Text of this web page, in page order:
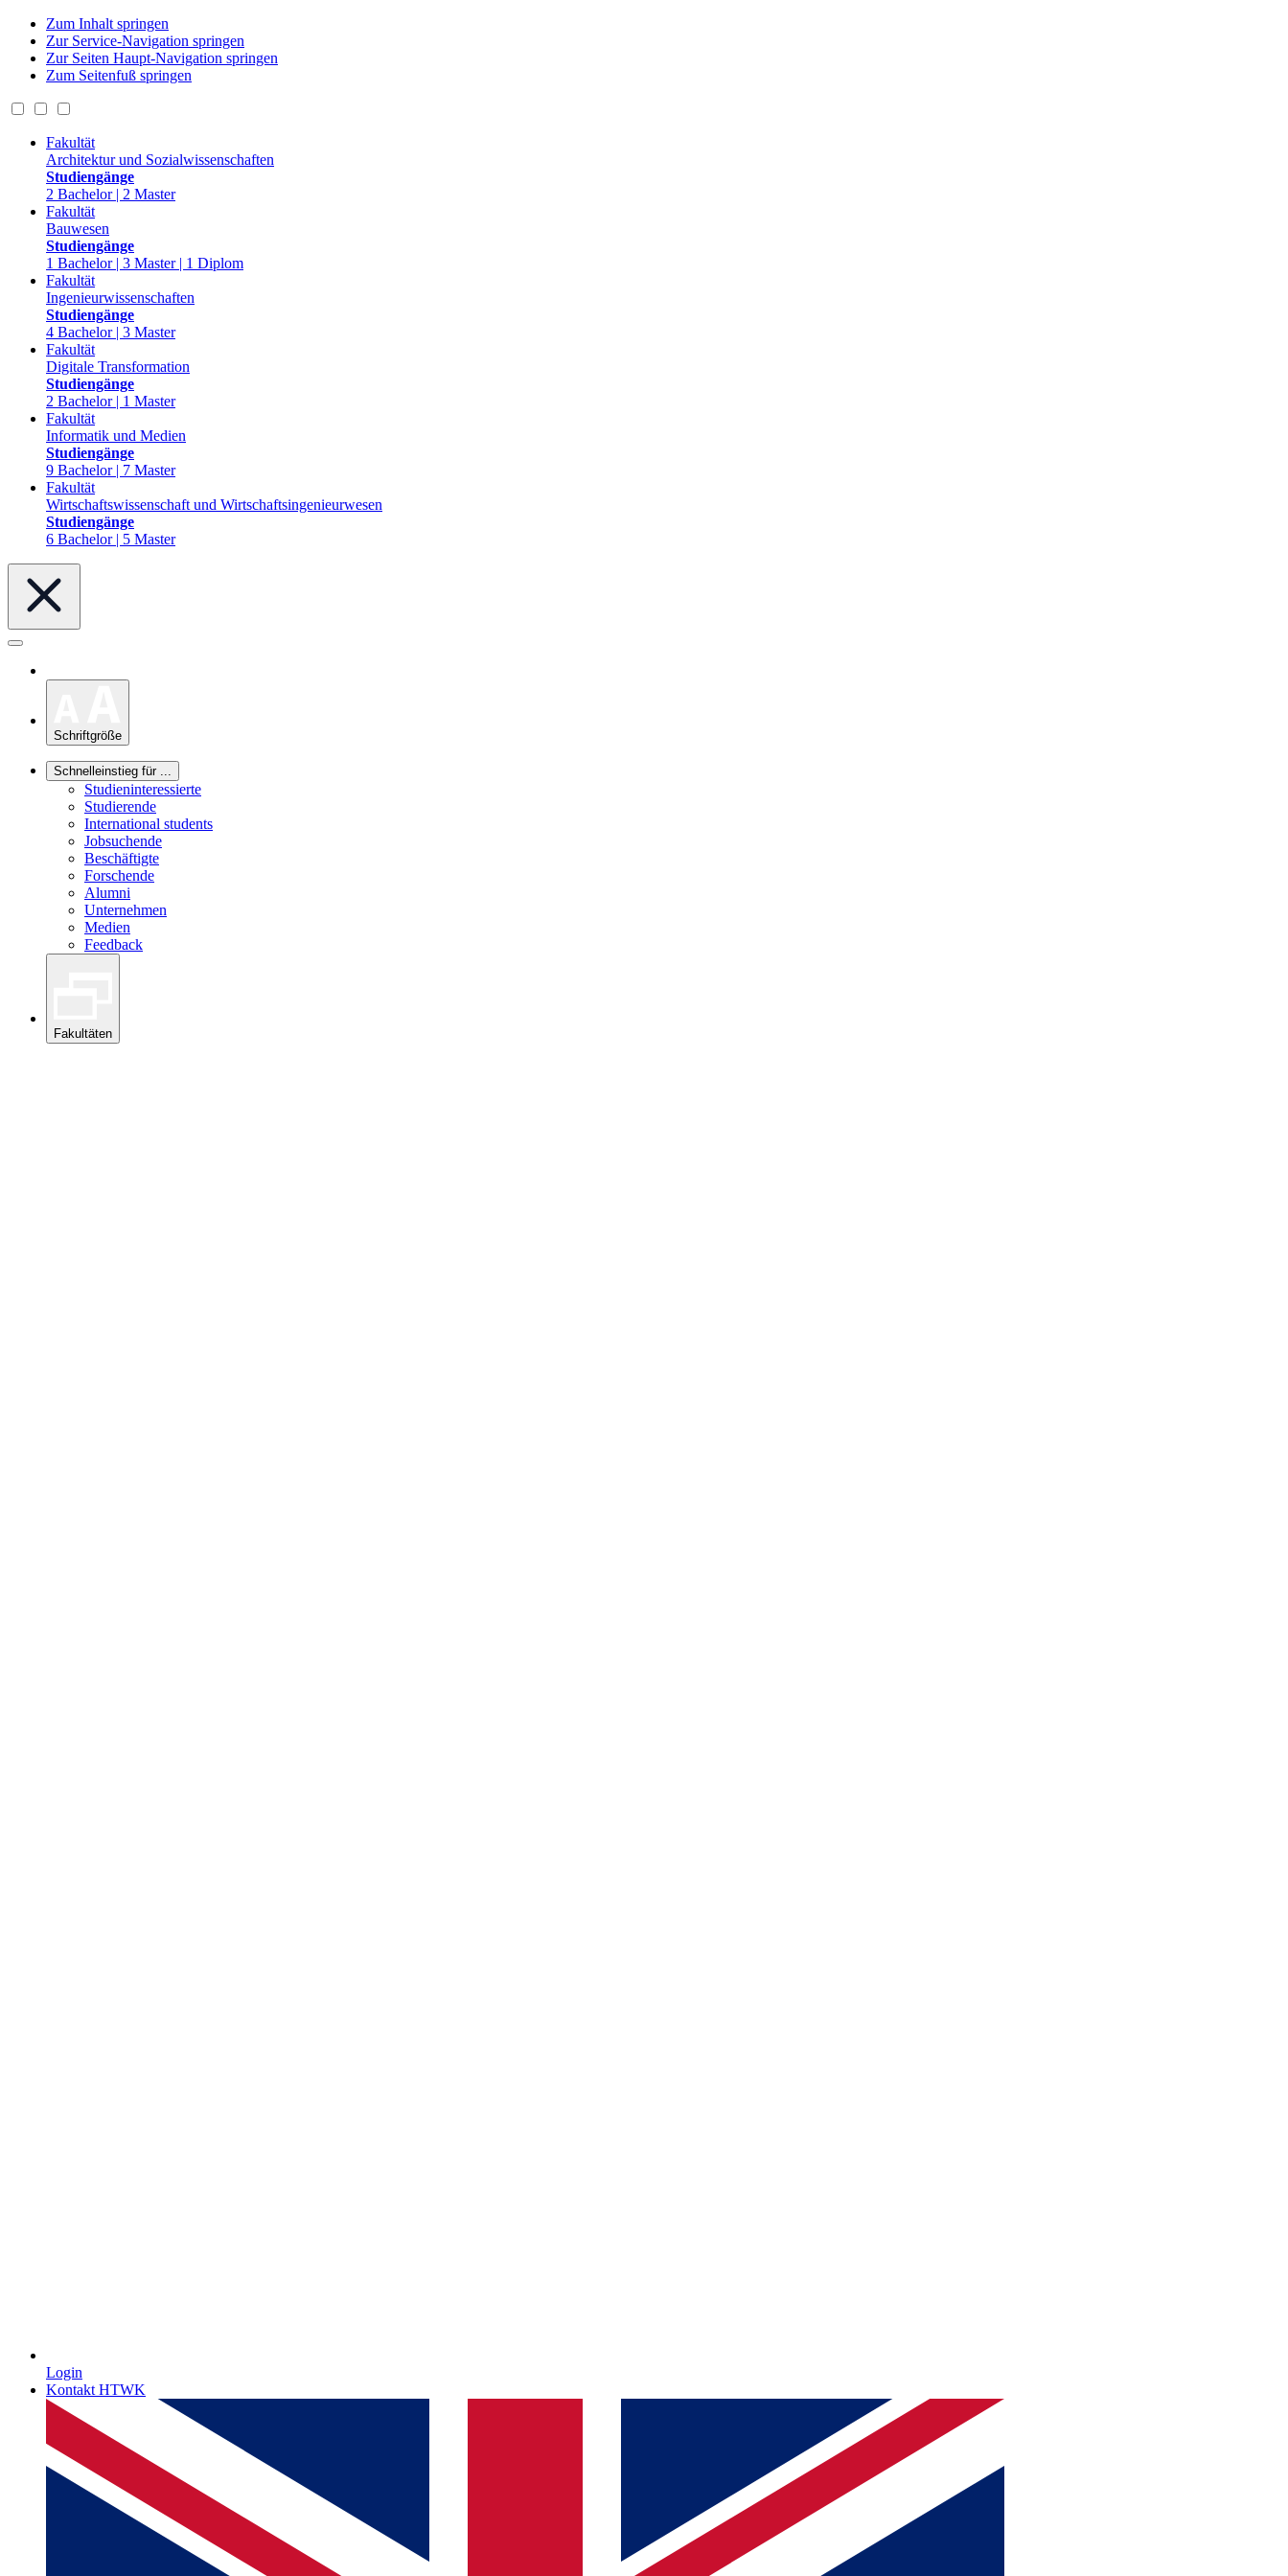
Zum Inhalt springen
Zur Service-Navigation springen
Zur Seiten Haupt-Navigation springen
Zum Seitenfuß springen
Fakultät
Architektur und Sozialwissenschaften
Studiengänge
2 Bachelor | 2 Master
Fakultät
Bauwesen
Studiengänge
1 Bachelor | 3 Master | 1 Diplom
Fakultät
Ingenieurwissenschaften
Studiengänge
4 Bachelor | 3 Master
Fakultät
Digitale Transformation
Studiengänge
2 Bachelor | 1 Master
Fakultät
Informatik und Medien
Studiengänge
9 Bachelor | 7 Master
Fakultät
Wirtschaftswissenschaft und Wirtschaftsingenieurwesen
Studiengänge
6 Bachelor | 5 Master
Schriftgröße
Schnelleinstieg für ...
Studieninteressierte
Studierende
International students
Jobsuchende
Beschäftigte
Forschende
Alumni
Unternehmen
Medien
Feedback
Fakultäten
Login
Kontakt HTWK